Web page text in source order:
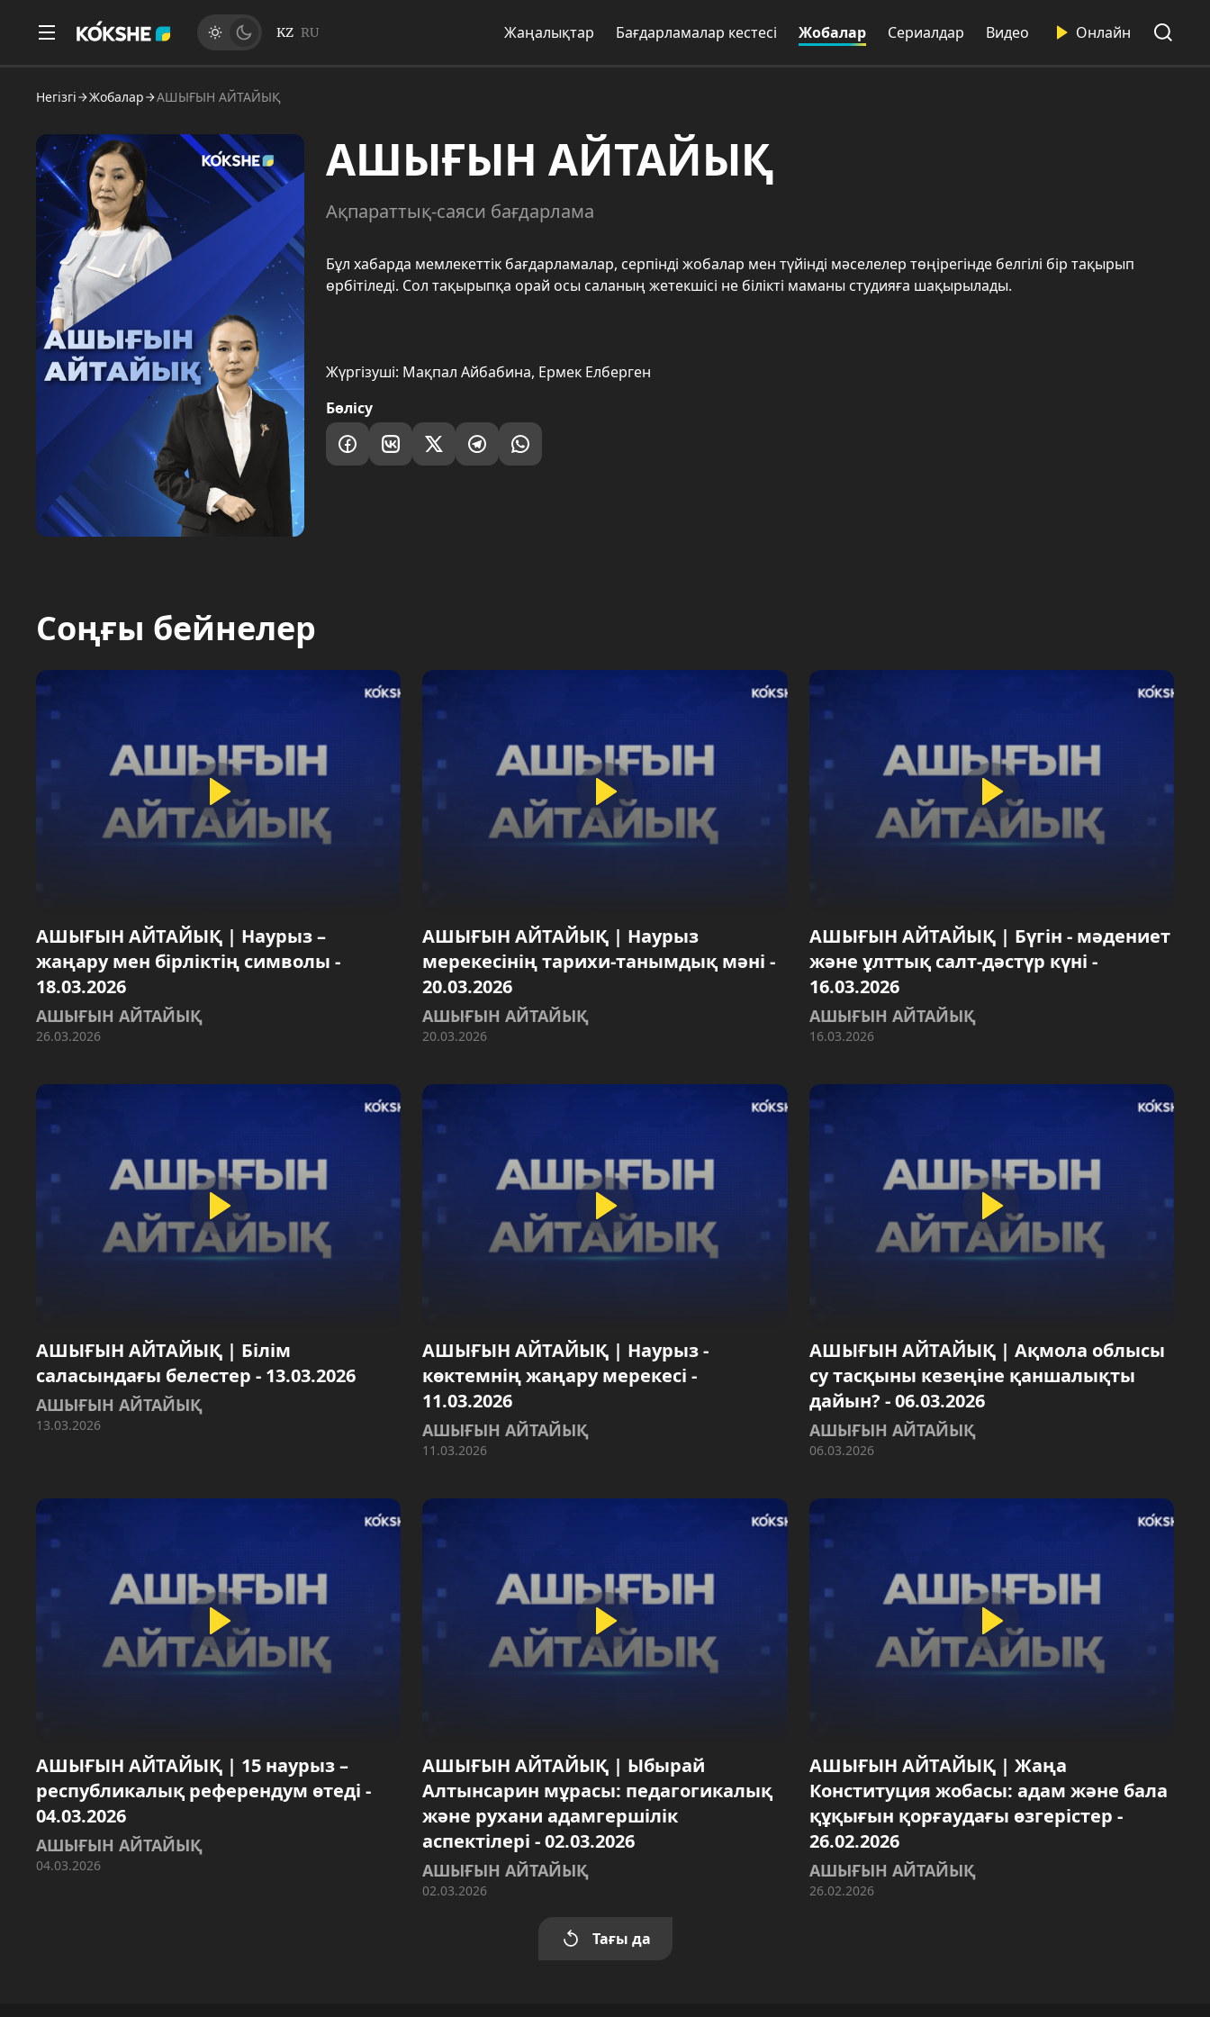
KZ RU Жаңалықтар Бағдарламалар кестесі Жобалар Сериалдар Видео Онлайн
Негізгі Жобалар АШЫҒЫН АЙТАЙЫҚ
АШЫҒЫН АЙТАЙЫҚ
Ақпараттық-саяси бағдарлама
Бұл хабарда мемлекеттік бағдарламалар, серпінді жобалар мен түйінді мәселелер төңірегінде белгілі бір тақырып
өрбітіледі. Сол тақырыпқа орай осы саланың жетекшісі не білікті маманы студияға шақырылады.
Жүргізуші: Мақпал Айбабина, Ермек Елберген
Бөлісу
Соңғы бейнелер
АШЫҒЫН АЙТАЙЫҚ | Наурыз –
жаңару мен бірліктің символы -
18.03.2026
АШЫҒЫН АЙТАЙЫҚ
26.03.2026
АШЫҒЫН АЙТАЙЫҚ | Наурыз
мерекесінің тарихи-танымдық мәні -
20.03.2026
АШЫҒЫН АЙТАЙЫҚ
20.03.2026
АШЫҒЫН АЙТАЙЫҚ | Бүгін - мәдениет
және ұлттық салт-дәстүр күні -
16.03.2026
АШЫҒЫН АЙТАЙЫҚ
16.03.2026
АШЫҒЫН АЙТАЙЫҚ | Білім
саласындағы белестер - 13.03.2026
АШЫҒЫН АЙТАЙЫҚ
13.03.2026
АШЫҒЫН АЙТАЙЫҚ | Наурыз -
көктемнің жаңару мерекесі -
11.03.2026
АШЫҒЫН АЙТАЙЫҚ
11.03.2026
АШЫҒЫН АЙТАЙЫҚ | Ақмола облысы
су тасқыны кезеңіне қаншалықты
дайын? - 06.03.2026
АШЫҒЫН АЙТАЙЫҚ
06.03.2026
АШЫҒЫН АЙТАЙЫҚ | 15 наурыз –
республикалық референдум өтеді -
04.03.2026
АШЫҒЫН АЙТАЙЫҚ
04.03.2026
АШЫҒЫН АЙТАЙЫҚ | Ыбырай
Алтынсарин мұрасы: педагогикалық
және рухани адамгершілік
аспектілері - 02.03.2026
АШЫҒЫН АЙТАЙЫҚ
02.03.2026
АШЫҒЫН АЙТАЙЫҚ | Жаңа
Конституция жобасы: адам және бала
құқығын қорғаудағы өзгерістер -
26.02.2026
АШЫҒЫН АЙТАЙЫҚ
26.02.2026
Тағы да